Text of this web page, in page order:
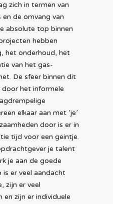
zich in termen van
de omvang van
absolute top binnen
hebben
het onderhoud, het
van het gas-
De sfeer binnen dit
het informele
elkaar aan met ‘je’
door is er in
tijd voor een geintje.
je talent
je aan de goede
is er veel aandacht
zijn er veel
zijn er individuele